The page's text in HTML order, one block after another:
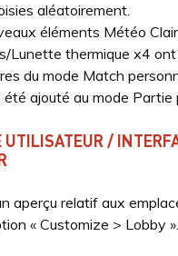
aléatoirement.
éléments Météo
Lunette thermique x4
du mode Match
été ajouté au mode Partie
UTILISATEUR /
aperçu relatif aux
« Customize > Lobby ».